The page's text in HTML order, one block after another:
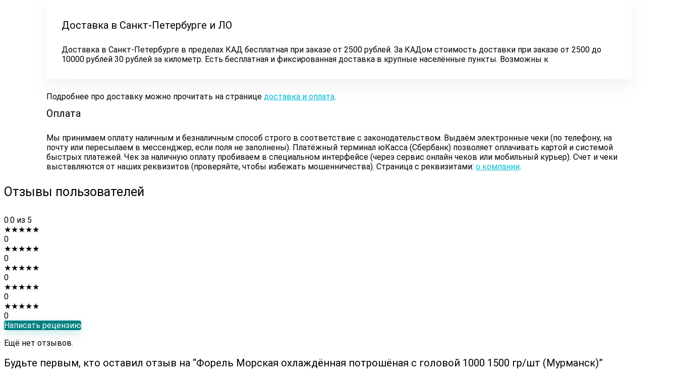
Доставка в Санкт-Петербурге и ЛО
Доставка в Санкт-Петербурге в пределах КАД бесплатная при заказе от 2500 рублей. За КАДом стоимость доставки при заказе от 2500 до
10000 рублей 30 рублей за километр. Есть бесплатная и фиксированная доставка в крупные населённые пункты. Возможны к
Подробнее про доставку можно прочитать на странице доставка и оплата.
Оплата
Мы принимаем оплату наличным и безналичным способ строго в соответствие с законодательством. Выдаём электронные чеки (по телефону, на
почту или пересылаем в мессенджер, если поля не заполнены). Платёжный терминал юКасса (Сбербанк) позволяет оплачивать картой и системой
быстрых платежей. Чек за наличную оплату пробиваем в специальном интерфейсе (через сервис онлайн чеков или мобильный курьер). Счет и чеки
выставляются от наших реквизитов (проверяйте, чтобы избежать мошенничества). Страница с реквизитами: о компании.
Отзывы пользователей
0.0 из 5
★★★★★
0
★★★★★
0
★★★★★
0
★★★★★
0
★★★★★
0
Написать рецензию
Ещё нет отзывов.
Будьте первым, кто оставил отзыв на “Форель Морская охлаждённая потрошёная с головой 1000 1500 гр/шт (Мурманск)”